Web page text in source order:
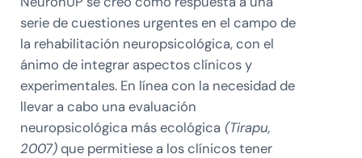
serie de cuestiones urgentes en el campo de
la rehabilitación neuropsicológica, con el
ánimo de integrar aspectos clínicos y
experimentales. En línea con la necesidad de
llevar a cabo una evaluación
neuropsicológica más ecológica (Tirapu,
2007)que permitiese a los clínicos tener